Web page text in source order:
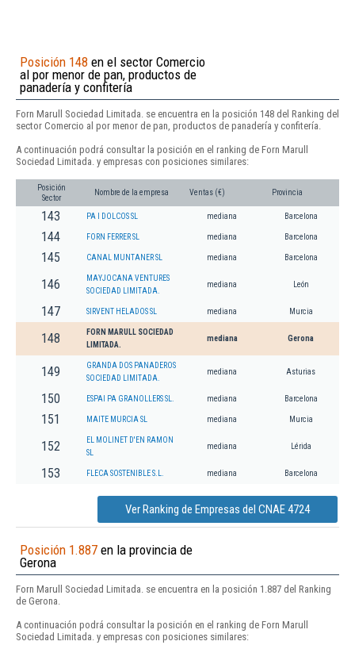
Posición 148 en el sector Comercio
al por menor de pan, productos de
panadería y confitería
Forn Marull Sociedad Limitada. se encuentra en la posición 148 del Ranking del
sector Comercio al por menor de pan, productos de panadería y confitería.
A continuación podrá consultar la posición en el ranking de Forn Marull
Sociedad Limitada. y empresas con posiciones similares:
Posición
Sector
Nombre de la empresa Ventas (€) Provincia
143 PA I DOLCOS SL mediana Barcelona
144 FORN FERRER SL mediana Barcelona
145 CANAL MUNTANER SL mediana Barcelona
146
MAYJOCANA VENTURES
SOCIEDAD LIMITADA.
mediana León
147 SIRVENT HELADOS SL mediana Murcia
148
FORN MARULL SOCIEDAD
LIMITADA.
mediana Gerona
149
GRANDA DOS PANADEROS
SOCIEDAD LIMITADA.
mediana Asturias
150 ESPAI PA GRANOLLERS SL. mediana Barcelona
151 MAITE MURCIA SL mediana Murcia
152
EL MOLINET D'EN RAMON
SL
mediana Lérida
153 FLECA SOSTENIBLE S.L. mediana Barcelona
Ver Ranking de Empresas del CNAE 4724
Posición 1.887 en la provincia de
Gerona
Forn Marull Sociedad Limitada. se encuentra en la posición 1.887 del Ranking
de Gerona.
A continuación podrá consultar la posición en el ranking de Forn Marull
Sociedad Limitada. y empresas con posiciones similares: